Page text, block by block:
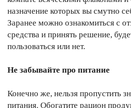
назначение которых вы смутно
Заранее можно ознакомиться с
средства и принять решение,
пользоваться или нет.
Не забывайте про питание
Конечно же, нельзя пропустить
питания. Обогатите рацион